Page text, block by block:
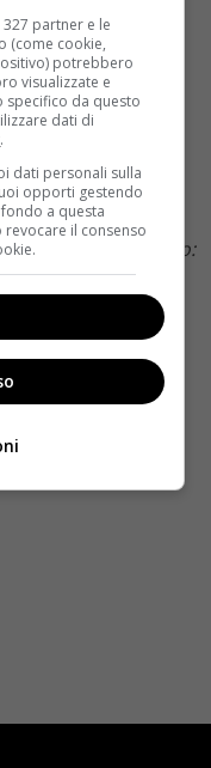
a
momento delle
stupito.Una delle
che diedero al
e trovare questa
(Gus Van Sant, il
volevamo dare
la mia voce. Dicevo:
per quel
occuparmi di
partner e le
(come cookie,
potrebbero
visualizzate e
specifico da questo
dati di
.
dati personali sulla
opporti gestendo
a questa
il consenso